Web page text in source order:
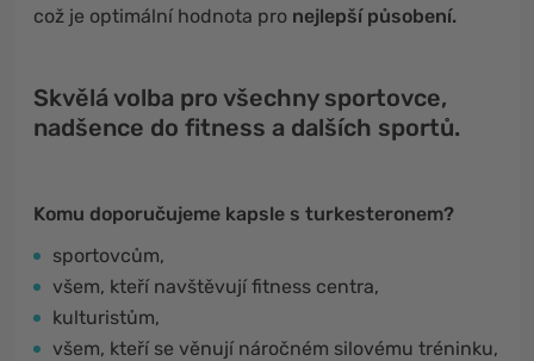
což je optimální hodnota pro nejlepší působení.
Skvělá volba pro všechny sportovce,
nadšence do fitness a dalších sportů.
Komu doporučujeme kapsle s turkesteronem?
sportovcům,
všem, kteří navštěvují fitness centra,
kulturistům,
všem, kteří se věnují náročném silovému tréninku,